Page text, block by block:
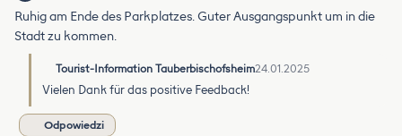
Ruhig am Ende des Parkplatzes. Guter Ausgangspunkt um in die
Stadt zu kommen.
Tourist-Information Tauberbischofsheim24.01.2025
Vielen Dank für das positive Feedback!
Odpowiedzi